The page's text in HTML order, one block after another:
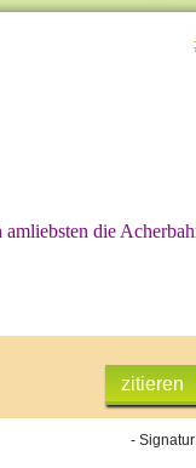
die
zitieren
-